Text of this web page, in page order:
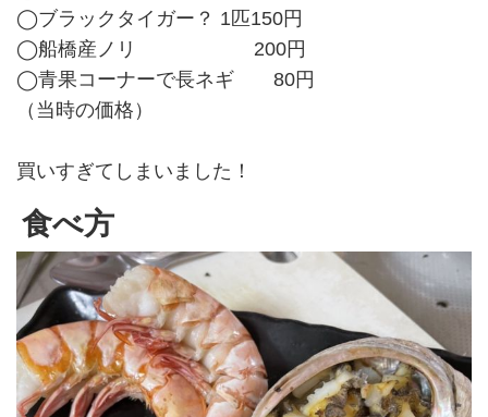
◯ブラックタイガー？ 1匹150円
◯船橋産ノリ 200円
◯青果コーナーで長ネギ 80円
（当時の価格）
買いすぎてしまいました！
食べ方